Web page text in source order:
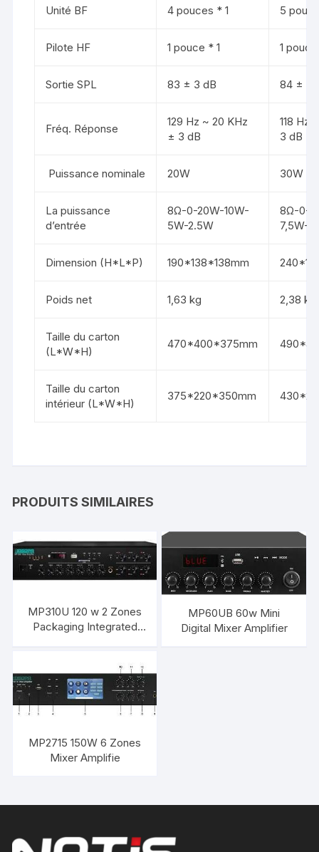
Unité BF 4 pouces * 1 5
Pilote HF 1 pouce * 1 1
Sortie SPL 83 ± 3 dB 84 ± 3
Fréq. Réponse​
129 Hz ~ 20 KHz
± 3 dB
118 Hz
3 dB
Puissance nominale 20W 30W
La puissance
d’entrée
8Ω-0-20W-10W-
5W-2.5W
8Ω-0-
7,5W-
Dimension (H*L*P) 190*138*138mm
Poids net 1,63 kg 2,38 kg
Taille du carton
(L*W*H)
470*400*375mm
Taille du carton
intérieur (L*W*H)
375*220*350mm
PRODUITS SIMILAIRES
MP310U 120 w 2 Zones
Packaging Integrated
MP60UB 60w Mini
Digital Mixer Amplifier
MP2715 150W 6 Zones
Mixer Amplifie